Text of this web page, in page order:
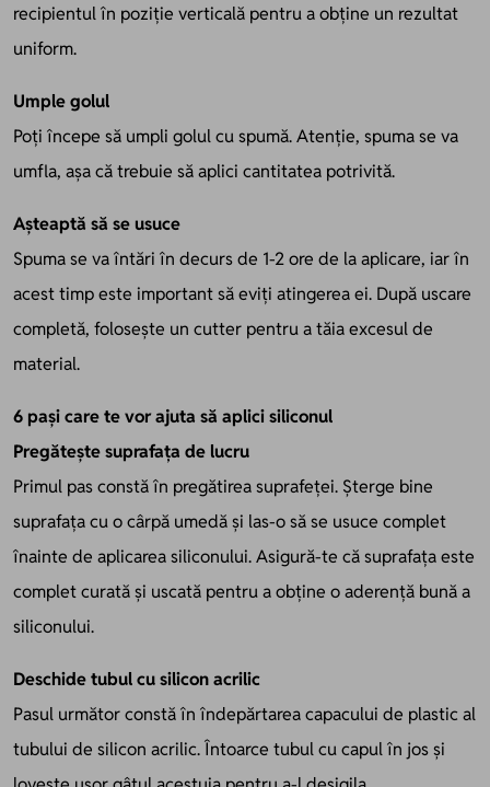
recipientul în poziție verticală pentru a obține un rezultat
uniform.
Umple golul
Poți începe să umpli golul cu spumă. Atenție, spuma se va
umfla, așa că trebuie să aplici cantitatea potrivită.
Așteaptă să se usuce
Spuma se va întări în decurs de 1-2 ore de la aplicare, iar în
acest timp este important să eviți atingerea ei. După uscare
completă, folosește un cutter pentru a tăia excesul de
material.
6 pași care te vor ajuta să aplici siliconul
Pregătește suprafața de lucru
Primul pas constă în pregătirea suprafeței. Șterge bine
suprafața cu o cârpă umedă și las-o să se usuce complet
înainte de aplicarea siliconului. Asigură-te că suprafața este
complet curată și uscată pentru a obține o aderență bună a
siliconului.
Deschide tubul cu silicon acrilic
Pasul următor constă în îndepărtarea capacului de plastic al
tubului de silicon acrilic. Întoarce tubul cu capul în jos și